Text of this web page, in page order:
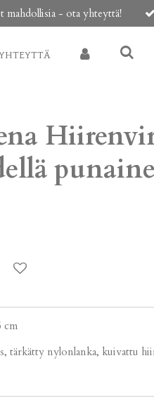
mahdollisia - ota yhteyttä!
cm
tärkätty nylonlanka, kuivattu